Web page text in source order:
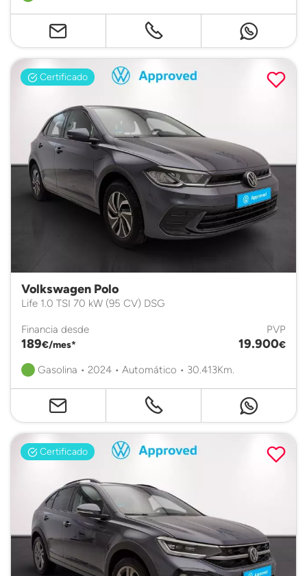
Certificado
Volkswagen Polo
Life 1.0 TSI 70 kW (95 CV) DSG
Financia desde
189€/mes*
PVP
19.900€
Gasolina • 2024 • Automático • 30.413Km.
Certificado